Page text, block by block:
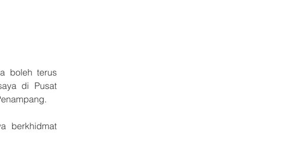
boleh terus
di Pusat
berkhidmat